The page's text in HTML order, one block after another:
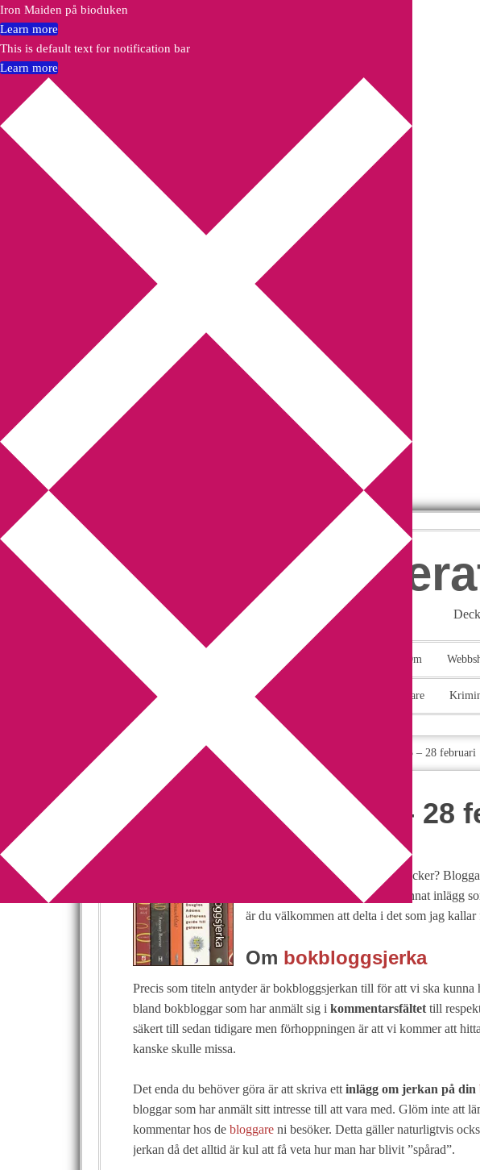
Annikas
Författarfemman Om
Gästinlägg Bokbloggsjerka Deckare
You are here:Home Bokbloggsjerka Bokbloggsjerka 25 – 28 februari
Bokbloggsjerka 25 – 28
7 Comments
Har du ett genuint intresse för böcker?
Eller skriver du kanske ett och annat inlägg
är du välkommen att delta i det som jag
Om bokbloggsjerka
Precis som titeln antyder är bokbloggsjerkan till för att vi ska
bland bokbloggar som har anmält sig i kommentarsfältet till
säkert till sedan tidigare men förhoppningen är att vi kommer att
kanske skulle missa.
Det enda du behöver göra är att skriva ett inlägg om jerkan på din
bloggar som har anmält sitt intresse till att vara med. Glöm inte att
kommentar hos de bloggare ni besöker. Detta gäller naturligtvis
jerkan då det alltid är kul att få veta hur man har blivit ”spårad”.
Iron Maiden på bioduken
Learn more
This is default text for notification bar
Learn more